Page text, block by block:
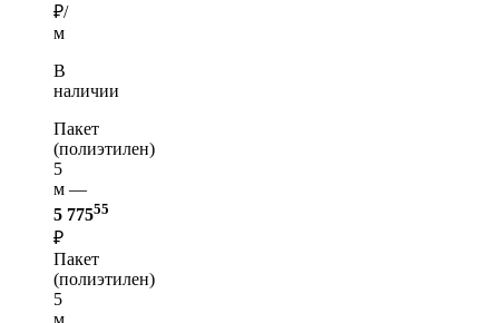
₽/
м
В
наличии
Пакет
(полиэтилен)
5
м —
5 77555
₽
Пакет
(полиэтилен)
5
м